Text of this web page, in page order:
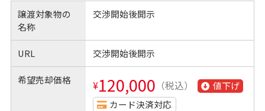
譲渡対象物の
名称
交渉開始後開示
URL 交渉開始後開示
希望売却価格 ¥120,000 （税込）
値下げ
カード決済対応